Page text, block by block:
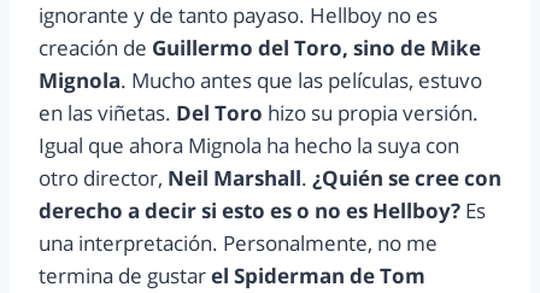
ignorante y de tanto payaso. Hellboy no es
creación de Guillermo del Toro, sino de Mike
Mignola. Mucho antes que las películas, estuvo
en las viñetas. Del Toro hizo su propia versión.
Igual que ahora Mignola ha hecho la suya con
otro director, Neil Marshall. ¿Quién se cree con
derecho a decir si esto es o no es Hellboy? Es
una interpretación. Personalmente, no me
termina de gustarel Spiderman de Tom